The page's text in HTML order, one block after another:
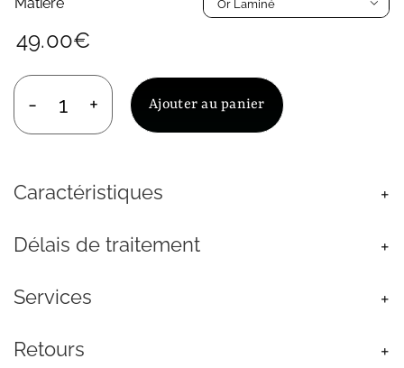

49.00€
quantité
de
Femme
Oxyde
Zirconium
Ajouter au panier
Caractéristiques
Délais de traitement
Services
Retours